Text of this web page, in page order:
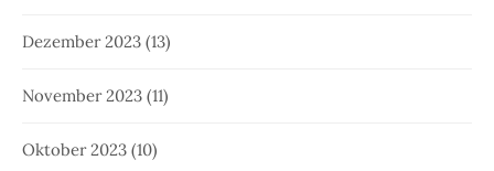
Dezember 2023 (13)
November 2023 (11)
Oktober 2023 (10)